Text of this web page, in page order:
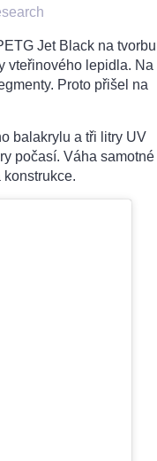
Jet Black na tvorbu
vteřinového lepidla. Na
Proto přišel na
balakrylu a tři litry UV
počasí. Váha samotné
konstrukce.